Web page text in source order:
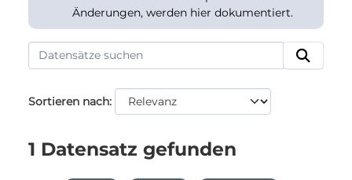
Änderungen, werden hier dokumentiert.
Sortieren nach
1 Datensatz gefunden